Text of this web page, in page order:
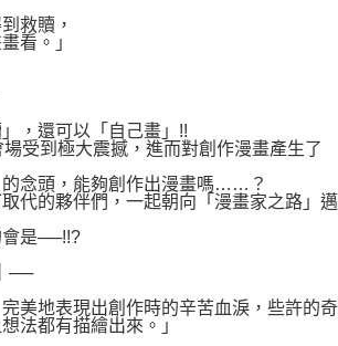
救贖，
看。」
，還可以「自己畫」!!
受到極大震撼，進而對創作漫畫產生了
念頭，能夠創作出漫畫嗎……？
代的夥伴們，一起朝向「漫畫家之路」邁
會是──!!?
──
完美地表現出創作時的辛苦血淚，些許的奇
法都有描繪出來。」